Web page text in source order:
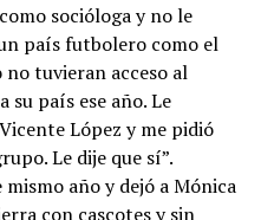
socióloga y no le
país futbolero como el
tuvieran acceso al
su país ese año. Le
López y me pidió
Le dije que sí”.
año y dejó a Mónica
con cascotes y sin